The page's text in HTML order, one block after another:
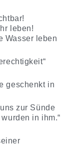
leben!
Wasser leben
geschenkt in
zur Sünde
in ihm.“